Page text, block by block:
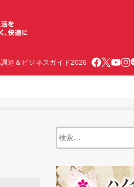
調達＆ビジネスガイド2026